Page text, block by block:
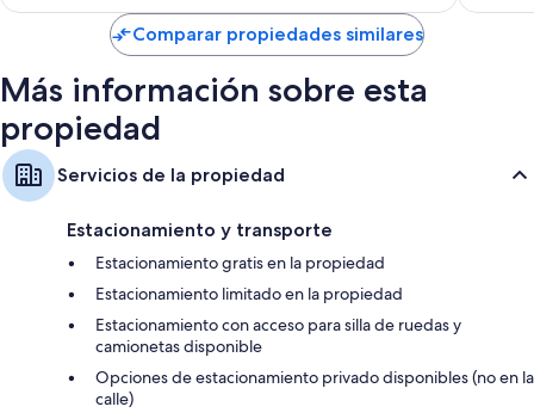
Baños con tinas y regaderas independientes y amenidades de baño
televisión premium
Armarios o clósets, refrigeradores y cafeteras
es
de
$174
Comparar propiedades similares
Más información sobre esta
propiedad
Servicios de la propiedad
Estacionamiento y transporte
Estacionamiento gratis en la propiedad
Estacionamiento limitado en la propiedad
Estacionamiento con acceso para silla de ruedas y
camionetas disponible
Opciones de estacionamiento privado disponibles (no en la
calle)